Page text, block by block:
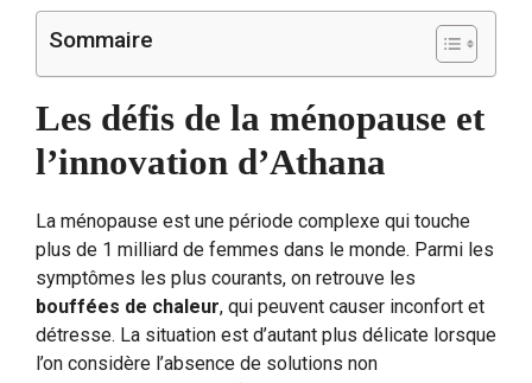
Sommaire
Les défis de la ménopause et
l’innovation d’Athana
La ménopause est une période complexe qui touche
plus de 1 milliard de femmes dans le monde. Parmi les
symptômes les plus courants, on retrouve les
bouffées de chaleur, qui peuvent causer inconfort et
détresse. La situation est d’autant plus délicate lorsque
l’on considère l’absence de solutions non